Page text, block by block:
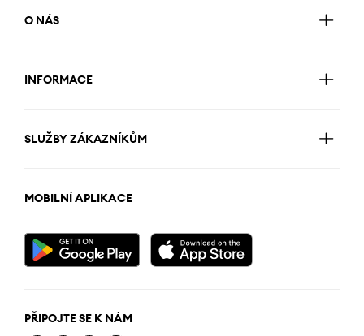
O NÁS
INFORMACE
SLUŽBY ZÁKAZNÍKŮM
MOBILNÍ APLIKACE
PŘIPOJTE SE K NÁM